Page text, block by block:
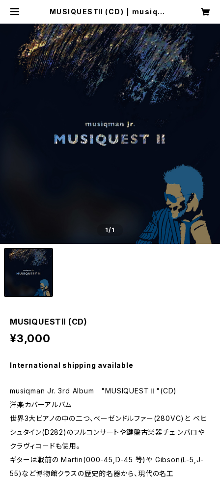
MUSIQUESTⅡ (CD) | musiqma
1/1
MUSIQUESTⅡ (CD)
¥3,000
International shipping available
musiqman Jr. 3rd Album "MUSIQUESTⅡ"(CD)
洋楽カバーアルバム
世界3大ピアノの中の二つ、ベーゼンドルファー(280VC)と ベヒ
シュタイン(D282)のフルコンサートや鍵盤古楽器チェ ンバロや
クラヴィコードも使用。
ギターは戦前の Martin(000-45,D-45 等)や Gibson(L-5,J-
55)など博物館クラスの歴史的名器から、現代の名工